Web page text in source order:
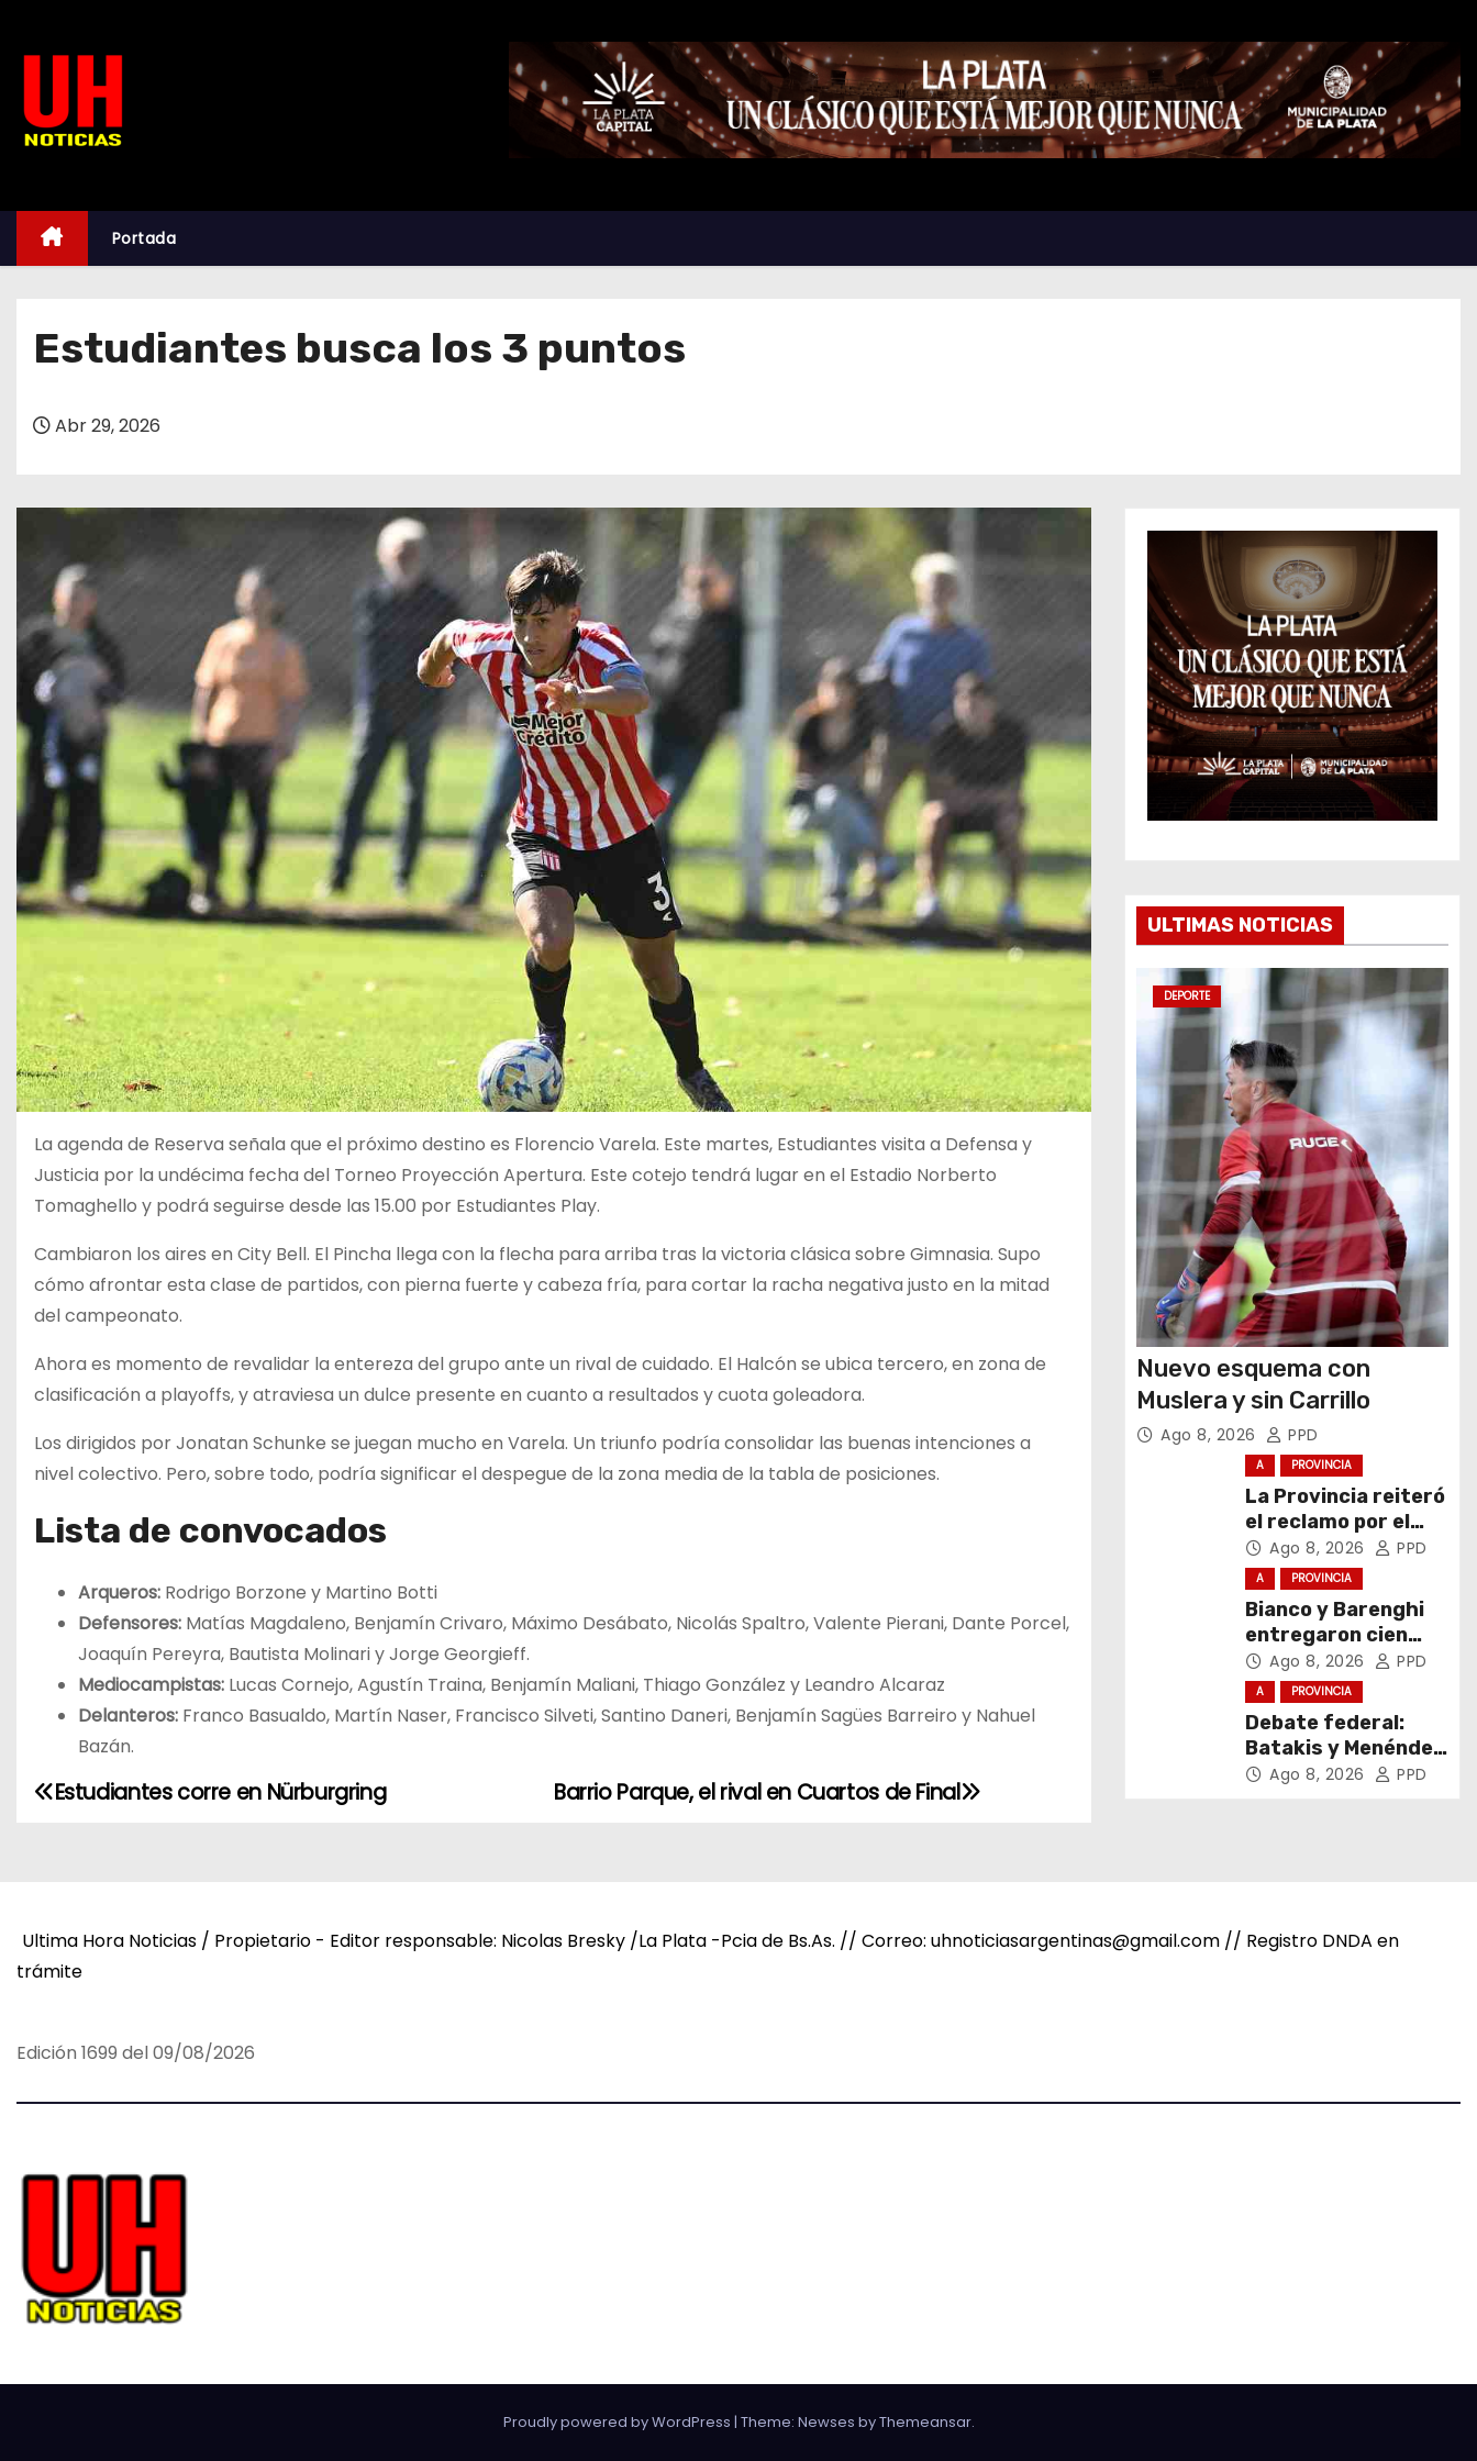
n
Portada
Estudiantes busca los 3 puntos
Abr 29, 2026
La agenda de Reserva señala que el próximo destino es Florencio Varela. Este martes, Estudiantes visita a Defensa y
Justicia por la undécima fecha del Torneo Proyección Apertura. Este cotejo tendrá lugar en el Estadio Norberto
Tomaghello y podrá seguirse desde las 15.00 por Estudiantes Play.
Cambiaron los aires en City Bell. El Pincha llega con la flecha para arriba tras la victoria clásica sobre Gimnasia. Supo
cómo afrontar esta clase de partidos, con pierna fuerte y cabeza fría, para cortar la racha negativa justo en la mitad
del campeonato.
Ahora es momento de revalidar la entereza del grupo ante un rival de cuidado. El Halcón se ubica tercero, en zona de
clasificación a playoffs, y atraviesa un dulce presente en cuanto a resultados y cuota goleadora.
Los dirigidos por Jonatan Schunke se juegan mucho en Varela. Un triunfo podría consolidar las buenas intenciones a
nivel colectivo. Pero, sobre todo, podría significar el despegue de la zona media de la tabla de posiciones.
Lista de convocados
Arqueros: Rodrigo Borzone y Martino Botti
Defensores: Matías Magdaleno, Benjamín Crivaro, Máximo Desábato, Nicolás Spaltro, Valente Pierani, Dante Porcel,
Joaquín Pereyra, Bautista Molinari y Jorge Georgieff.
Mediocampistas: Lucas Cornejo, Agustín Traina, Benjamín Maliani, Thiago González y Leandro Alcaraz
Delanteros: Franco Basualdo, Martín Naser, Francisco Silveti, Santino Daneri, Benjamín Sagües Barreiro y Nahuel
Bazán.
N
e
g
ó
d
e
Barrio Parque, el rival en Cuartos de Final
Estudiantes corre en Nürburgring
ULTIMAS NOTICIAS
DEPORTE
Nuevo esquema con
Muslera y sin Carrillo
Ago 8, 2026 PPD
A PROVINCIA
La Provincia reiteró
el reclamo por el
respeto al
federalismo
Ago 8, 2026 PPD
A PROVINCIA
Bianco y Barenghi
entregaron cien
computadoras de
Conectar Igualdad
Bonaerense
Ago 8, 2026 PPD
A PROVINCIA
Debate federal:
Batakis y Menéndez
encabezaron la 108°
Ago 8, 2026 PPD
Ultima Hora Noticias / Propietario - Editor responsable: Nicolas Bresky /La Plata -Pcia de Bs.As. // Correo: uhnoticiasargentinas@gmail.com // Registro DNDA en
trámite
Edición 1699 del 09/08/2026
Proudly powered by WordPress | Theme: Newses byThemeansar.